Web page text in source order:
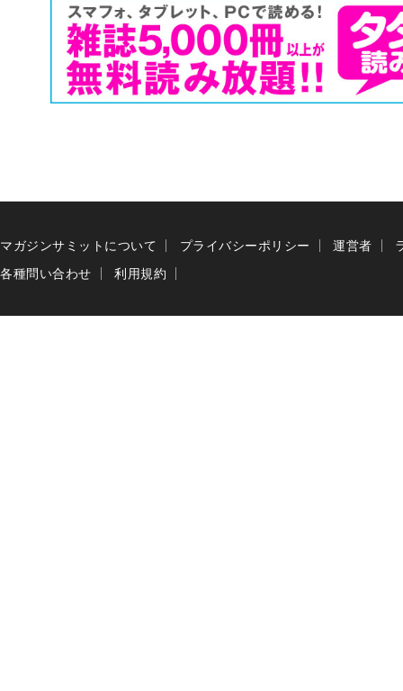
マガジンサミットについて プライバシーポリシー 運営者
各種問い合わせ
利用規約